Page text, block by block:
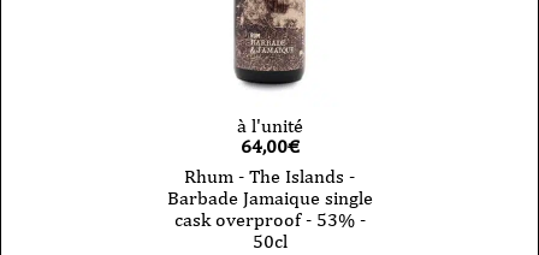
à l'unité
64,00€
Rhum - The Islands -
Barbade Jamaique single
cask overproof - 53% -
50cl